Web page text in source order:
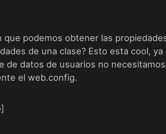
que podemos obtener las
de una clase? Esto esta cool,
de datos de usuarios no
el web.config.